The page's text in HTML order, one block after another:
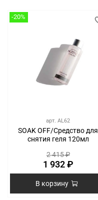
-20%
арт. AL62
SOAK OFF/Средство для
снятия геля 120мл
2 415 ₽
1 932 ₽
В корзину